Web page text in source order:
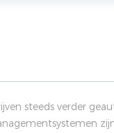
steeds verder